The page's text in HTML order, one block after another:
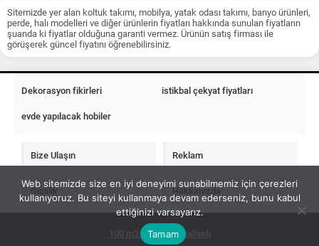
Sitemizde yer alan koltuk takımı, mobilya, yatak odası takımı, banyo ürünleri,
perde, halı modelleri ve diğer ürünlerin fiyatları hakkında sunulan fiyatların
şuanda ki fiyatlar olduğuna garanti vermez. Ürünün satış firması ile
görüşerek güncel fiyatını öğrenebilirsiniz.
Dekorasyon fikirleri istikbal çekyat fiyatları
evde yapılacak hobiler
Bize Ulaşın Reklam
Gizlilik Hakkımızda
100 m2 ev insaat maliyeti
Web sitemizde size en iyi deneyimi sunabilmemiz için çerezleri
kullanıyoruz. Bu siteyi kullanmaya devam ederseniz, bunu kabul
ettiğinizi varsayarız.
Tamam